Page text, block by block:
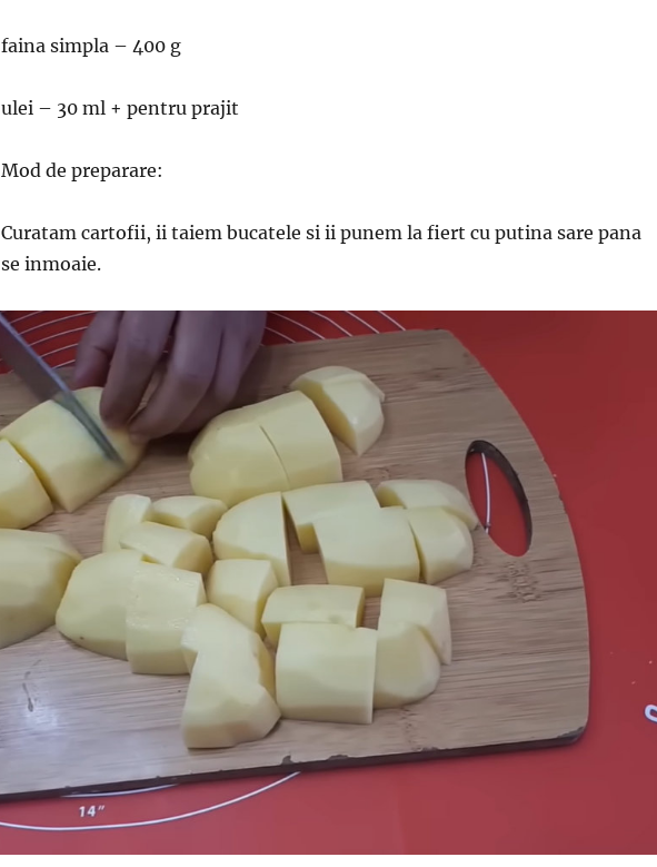
faina simpla – 400 g
ulei – 30 ml + pentru prajit
Mod de preparare:
Curatam cartofii, ii taiem bucatele si ii punem la fiert cu putina sare pana
se inmoaie.